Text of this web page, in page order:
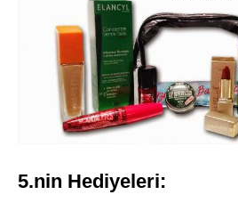
5.nin Hediyeleri: